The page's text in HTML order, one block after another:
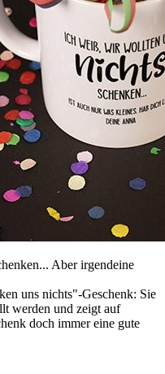
Aber irgendeine
uns nichts"-Geschenk: Sie
werden und zeigt auf
doch immer eine gute